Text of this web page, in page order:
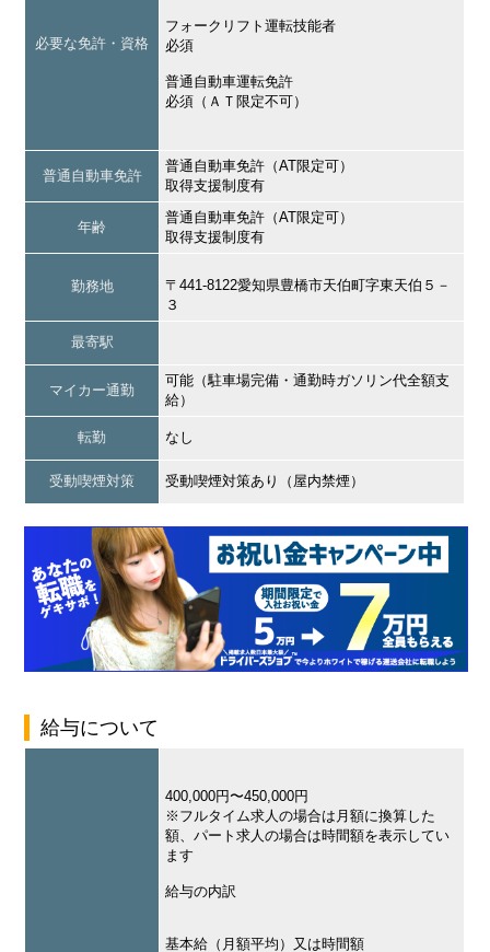
必要な免許・資格
フォークリフト運転技能者
必須
普通自動車運転免許
必須（ＡＴ限定不可）
普通自動車免許
普通自動車免許（AT限定可）
取得支援制度有
年齢
普通自動車免許（AT限定可）
取得支援制度有
勤務地
〒441-8122愛知県豊橋市天伯町字東天伯５－
３
最寄駅
マイカー通勤
可能（駐車場完備・通勤時ガソリン代全額支
給）
転勤 なし
受動喫煙対策 受動喫煙対策あり（屋内禁煙）
給与について
400,000円〜450,000円
※フルタイム求人の場合は月額に換算した
額、パート求人の場合は時間額を表示してい
ます
給与の内訳
基本給（月額平均）又は時間額